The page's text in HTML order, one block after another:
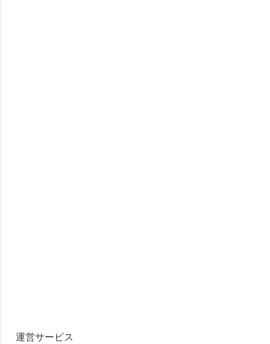
運営サービス